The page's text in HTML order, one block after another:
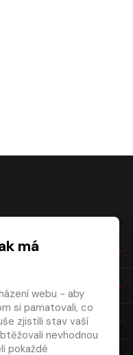
má
webu - aby
si pamatovali, co
zjistili stav vaší
nevhodnou
pokaždé